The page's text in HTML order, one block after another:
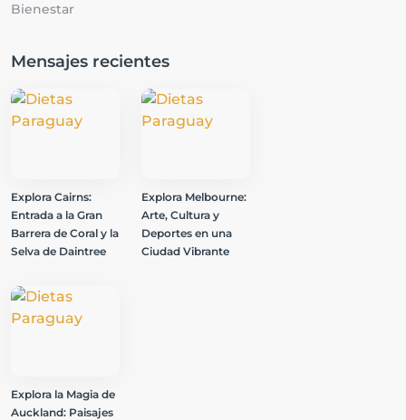
Bienestar
Mensajes recientes
Explora Cairns:
Entrada a la Gran
Barrera de Coral y la
Selva de Daintree
Explora Melbourne:
Arte, Cultura y
Deportes en una
Ciudad Vibrante
Explora la Magia de
Auckland: Paisajes